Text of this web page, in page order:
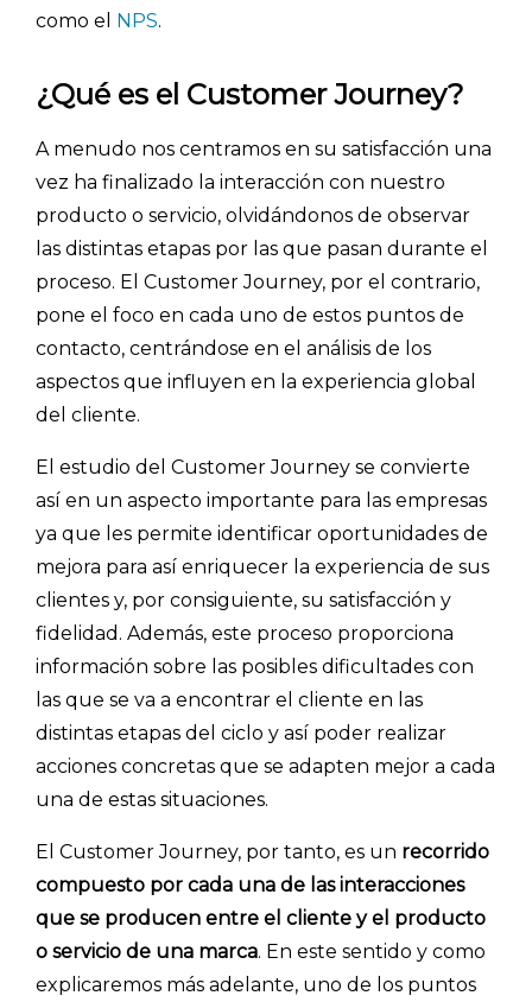
como el NPS.
¿Qué es el Customer Journey?
A menudo nos centramos en su satisfacción una
vez ha finalizado la interacción con nuestro
producto o servicio, olvidándonos de observar
las distintas etapas por las que pasan durante el
proceso. El Customer Journey, por el contrario,
pone el foco en cada uno de estos puntos de
contacto, centrándose en el análisis de los
aspectos que influyen en la experiencia global
del cliente.
El estudio del Customer Journey se convierte
así en un aspecto importante para las empresas
ya que les permite identificar oportunidades de
mejora para así enriquecer la experiencia de sus
clientes y, por consiguiente, su satisfacción y
fidelidad. Además, este proceso proporciona
información sobre las posibles dificultades con
las que se va a encontrar el cliente en las
distintas etapas del ciclo y así poder realizar
acciones concretas que se adapten mejor a cada
una de estas situaciones.
El Customer Journey, por tanto, es un recorrido
compuesto por cada una de las interacciones
que se producen entre el cliente y el producto
o servicio de una marca. En este sentido y como
explicaremos más adelante, uno de los puntos